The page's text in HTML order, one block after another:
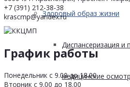
Здоровый образ жизни
Диспансеризация и
медицинские
+7 (391) 212-38-38
krascmp@yandex.ru
График работы
Понедельник с 9.00 до 18.00
Вторник с 9.00 до 18.00